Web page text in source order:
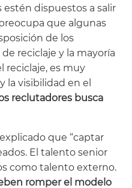
dispuestos a salir
que algunas
de los
reciclaje y la mayoría
reciclaje, es muy
visibilidad en el
reclutadores busca
que “captar
El talento senior
como talento externo.
romper el modelo